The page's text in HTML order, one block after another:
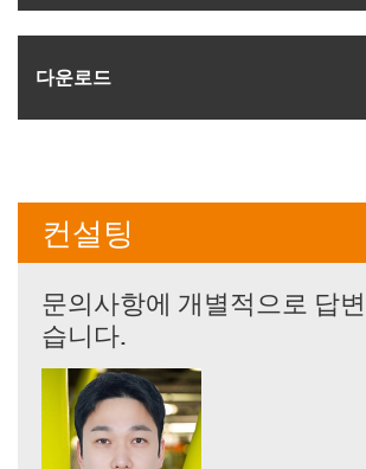
다운로드
컨설팅
문의사항에 개별적으로 답
습니다.